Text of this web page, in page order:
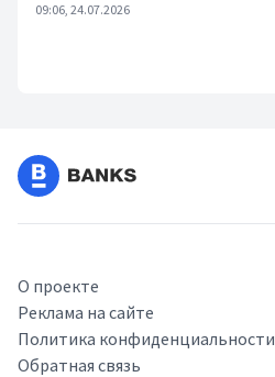
09:06, 24.07.2026
О проекте
Реклама на сайте
Политика конфиденциальности
Обратная связь